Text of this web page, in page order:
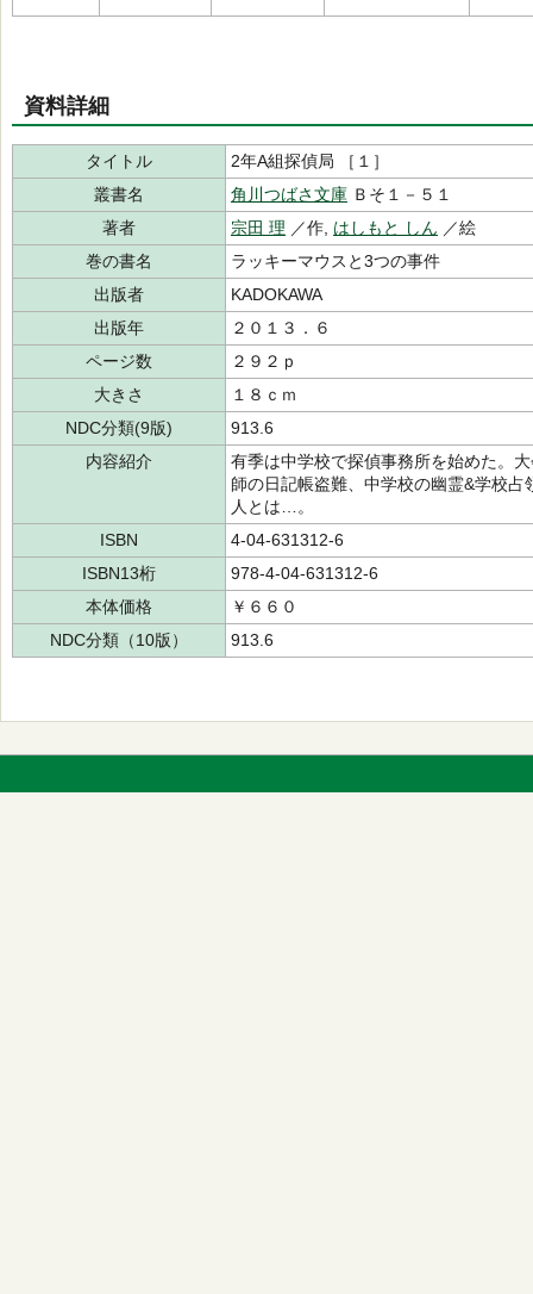
資料詳細
タイトル
2年A組探偵局 ［１］
叢書名
角川つばさ文庫 Ｂそ１－５１
著者
宗田 理 ／作, はしもと しん ／絵
巻の書名
ラッキーマウスと3つの事件
出版者
KADOKAWA
出版年
２０１３．６
ページ数
２９２ｐ
大きさ
１８ｃｍ
NDC分類(9版)
913.6
内容紹介
有季は中学校で探偵事務所を始めた。
師の日記帳盗難、中学校の幽霊&学校
人とは…。
ISBN
4-04-631312-6
ISBN13桁
978-4-04-631312-6
本体価格
￥６６０
NDC分類（10版）
913.6